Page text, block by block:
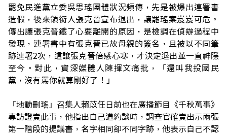
罷免民進黨立委吳思瑤團體狀況頻傳，先是被爆出連署書
造假，後來領銜人張克晉宣布退出，讓罷瑤案岌岌可危。
傳出讓張克晉鐵了心要離開的原因，是檢調在偵辦過程中
發現，連署書中有張克晉已故母親的簽名，且被以不同筆
跡連署2次，這讓張克晉倍感心寒，才決定退出並一直神隱
至今。對此，資深媒體人陳揮文痛批，「還叫我投國民
黨，沒有罵你就算剛好了！」
「地動刪瑤」召集人賴苡任日前也在廣播節目《千秋萬事》
專訪證實此事，他指出自己遭約談時，調查官確實出示兩張
第一階段的提議書，名字相同卻不同字跡，他表示自己不認